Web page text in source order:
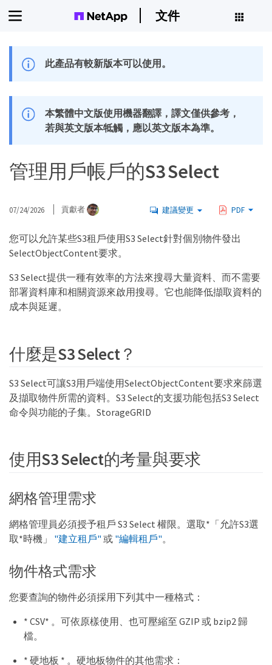
文件
此產品有較新版本可以使用。
本繁體中文版使用機器翻譯，譯文僅供參考，
若與英文版本牴觸，應以英文版本為準。
管理用戶帳戶的S3 Select
07/24/2026 貢獻者 建議變更 PDF
您可以允許某些S3租戶使用S3 Select針對個別物件發出
SelectObjectContent要求。
S3 Select提供一種有效率的方法來搜尋大量資料、而不需要
部署資料庫和相關資源來啟用搜尋。它也能降低擷取資料的
成本與延遲。
什麼是S3 Select？
S3 Select可讓S3用戶端使用SelectObjectContent要求來篩選
及擷取物件所需的資料。S3 Select的支援功能包括S3 Select
命令與功能的子集。StorageGRID
使用S3 Select的考量與要求
網格管理需求
網格管理員必須授予租戶 S3 Select 權限。選取*「允許S3選
取*時機」 "建立租戶" 或 "編輯租戶"。
物件格式需求
您要查詢的物件必須採用下列其中一種格式：
* CSV* 。可依原樣使用、也可壓縮至 GZIP 或 bzip2 歸
檔。
* 硬地板 * 。硬地板物件的其他需求：